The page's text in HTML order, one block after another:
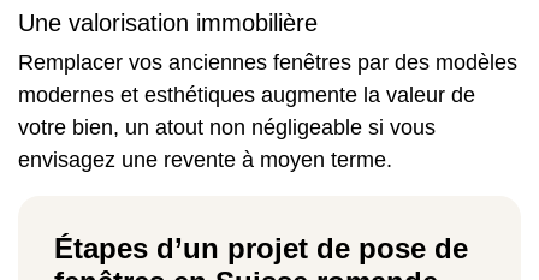
Une valorisation immobilière
Remplacer vos anciennes fenêtres par des modèles
modernes et esthétiques augmente la valeur de
votre bien, un atout non négligeable si vous
envisagez une revente à moyen terme.
Étapes d’un projet de pose de